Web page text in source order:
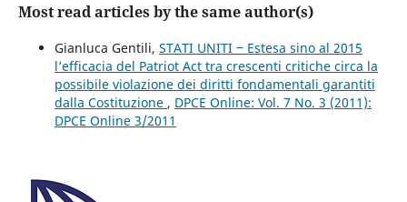
Most read articles by the same author(s)
Gianluca Gentili, STATI UNITI ‒ Estesa sino al 2015
l’efficacia del Patriot Act tra crescenti critiche circa la
possibile violazione dei diritti fondamentali garantiti
dalla Costituzione , DPCE Online: Vol. 7 No. 3 (2011):
DPCE Online 3/2011